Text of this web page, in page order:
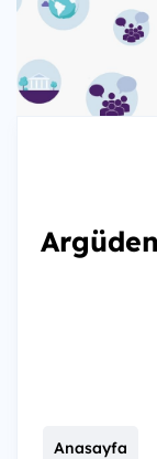
Anasayfa